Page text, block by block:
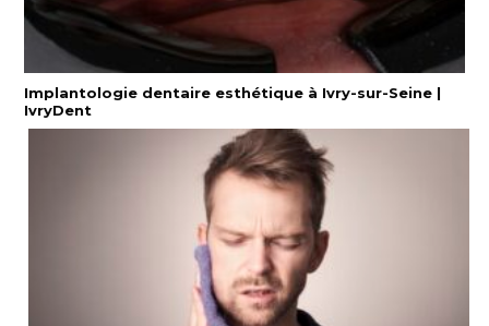
Implantologie dentaire esthétique à Ivry-sur-Seine |
IvryDent